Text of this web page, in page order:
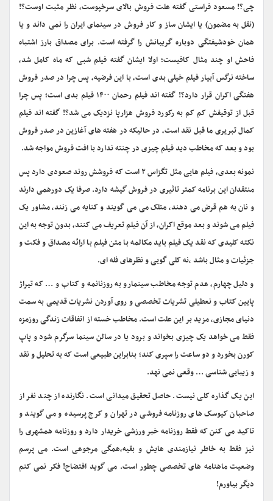
چی؟! مسعود فراستی گفته علت فروش بالای سرخپوست، نظر مثبت اوست؟!
(نقل به مضمون) یا ایشان ساز و کار فروش در سینمای ایران را نمی داند و یا
همان خودشیفتگی دوباره گریبانش را گرفته است. برای مصداق بارز اشتباه
فاحش او چند مثال کافیست؛ اولا ایشان گفته فیلم شبی که ماه کامل شد،
ساخته نرگس آبیار فیلم خیلی بدی است، با این فرضیه، پس چرا در صدر فروش
هفتگی اکران قرار دارد؟! گفته اند فیلم رحمان ۱۴۰۰ فیلم بدی است؛ پس چرا
قبل از توقیفش کم کم به رکورد فروش هزارپا نزدیک می شد؟! گفته اند فیلم
کمال تبریری ما قبل نقد است، در حالیکه در هفته های آغازین در صدر فروش
بود و بعد که مخاطب دید فیلم چیزی در چنته ندارد با افت فروش مواجه شد.
نمونه بعدی، فیلم هایی مثل تگزاس ۲ است که فروشش روند صعودی دارد پس
منتقدان این برنامه کمتر تاثیری در فروش گیشه دارد. صرفا یک دورهمی دارند
و نان به هم قرض می دهند، متلک می می گویند و کنایه می زنند، مشاور یک
فیلم می شوند و بعد موقع اکران، از آن فیلم تعریف می کنند، بدون توجه به این
نکته کلیدی که نقد یک فیلم باید مکالمه با متن فیلم با ارائه مصداق و فکت و
جزئیات و مثال باشد ،نه کلی گویی و نظرهای فله ای.
و دلیل چهارم، عدم توجه مخاطب سینمارو به روزنانمه و کتاب و … که تیراژ
پایین کتاب و نعطیلی تشریات تخصصی و روی آوردن نشریات قدیمی به سمت
دنیای مجازی، مزید بر این علت است. مخاطب خسته از اتفاقات زندگی روزمزه
فقط می خواهد یک چیزی بخواند و برود یا در سالن سینما سرگرم شود و پاپ
کورن بخورد و دو ساعت را سپری کند؛ بنابراین طبیعی است که به تحلیل و نقد
و زیبایی شناسی … وقعی نمی نهد.
این یک گذاره کلی نیست. حاصل تحقیق میدانی است. نگارنده از چند نفر از
صاحبان کیوسک های روزنامه فروشی در تهران و کرج پرسیده و می گویند و
تاکید می کنن که فقط روزنامه خبر ورزشی خریدار دارد و روزنامه همشهری را
نیز فقط به خاطر نیازمندی هایش و بقیه،همگی مرجوعی است. می پرسم
وضعیت ماهنامه های تخصصی چطور است. می گوید افتضاح! فکر نمی کنم
دیگر بیاورم!